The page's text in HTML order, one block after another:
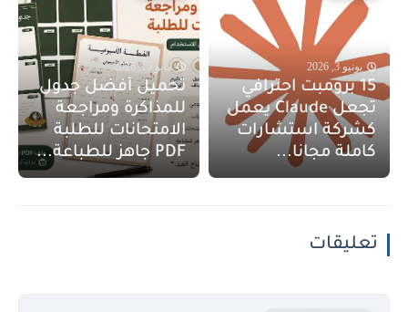
يونيو 3, 2026
15 برومبت احترافي
تجعل Claude يعمل
كشركة استشارات
كاملة مجانا...
مايو 15, 2026
تحميل أفضل جدول
للمذاكرة ومراجعة
الامتحانات للطلبة
PDF جاهز للطباعة...
تعليقات